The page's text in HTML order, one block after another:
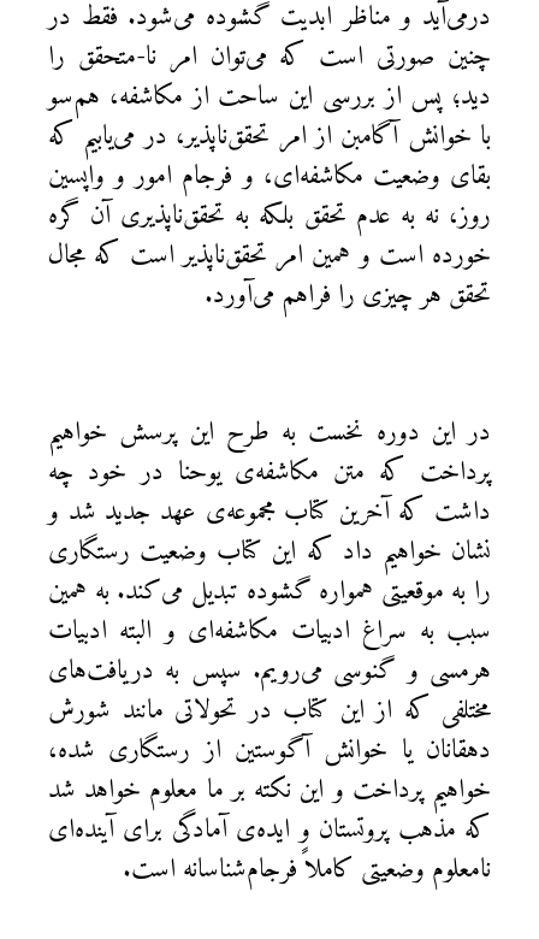
درمی‌آید و مناظر ابدیت گشوده می‌شود. فقط در
چنین صورتی است که می‌توان امر نا-متحقق را
دید؛ پس از بررسی این ساحت از مکاشفه، هم‌سو
با خوانش آگامبن از امر تحقق‌ناپذیر، در می‌یابیم که
بقای وضعیت مکاشفه‌ای، و فرجام امور و واپسین
روز، نه به عدم تحقق بلکه به تحقق‌ناپذیری آن گره
خورده است و همین امر تحقق‌ناپذیر است که مجال
تحقق هر چیزی را فراهم می‌آورد.
در این دوره نخست به طرح این پرسش خواهیم
پرداخت که متن مکاشفه‌ی یوحنا در خود چه
داشت که آخرین کتاب مجموعه‌ی عهد جدید شد و
نشان خواهیم داد که این کتاب وضعیت رستگاری
را به موقعیتی همواره گشوده تبدیل می‌کند. به همین
سبب به سراغ ادبیات مکاشفه‌ای و البته ادبیات
هرمسی و گنوسی می‌رویم. سپس به دریافت‌های
مختلفی که از این کتاب در تحولاتی مانند شورش
دهقانان یا خوانش آگوستین از رستگاری شده،
خواهیم پرداخت و این نکته بر ما معلوم خواهد شد
که مذهب پروتستان و ایده‌ی آمادگی برای آینده‌ای
نامعلوم وضعیتی کاملاً فرجام‌شناسانه است.